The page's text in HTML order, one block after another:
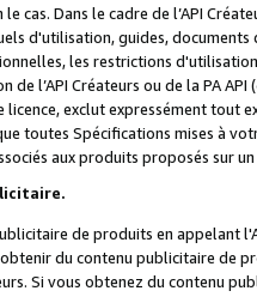
cas. Dans le cadre de l’API
d'utilisation, guides,
les restrictions
l’API Créateurs ou de la PA
exclut expressément tout
toutes Spécifications mises à
aux produits proposés sur
de produits en appelant
du contenu publicitaire de
Si vous obtenez du contenu